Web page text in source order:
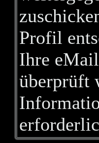
Profil
Ihre
überprüft